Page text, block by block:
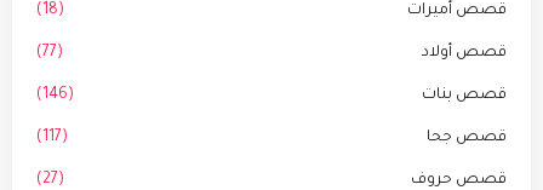
قصص أميرات (18)
قصص أولاد (77)
قصص بنات (146)
قصص جحا (117)
قصص حروف (27)